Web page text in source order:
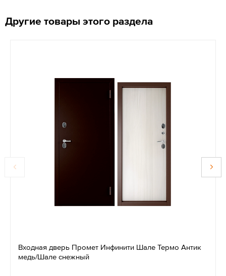
Другие товары этого раздела
Входная дверь Промет Инфинити Шале Термо Антик
медь/Шале снежный